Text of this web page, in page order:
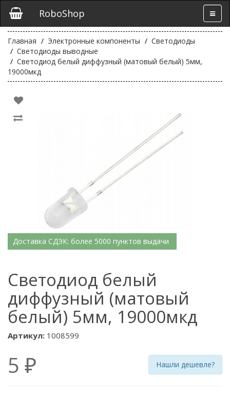
RoboShop
Главная Электронные компоненты
Светодиоды
Светодиоды выводные
Светодиод белый диффузный (матовый белый) 5мм,
19000мкд
Доставка СДЭК: более 5000 пунктов выдачи
Светодиод белый
диффузный (матовый
белый) 5мм, 19000мкд
Артикул: 1008599
5 ₽ Нашли дешевле?